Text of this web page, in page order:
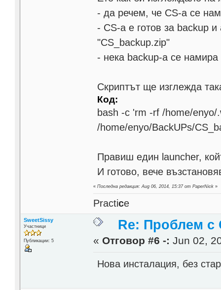
- да речем, че CS-a се
- CS-a е готов за backup
"CS_backup.zip"
- нека backup-a се
Скриптът ще изглежда
Код:
bash -c 'rm -rf /home/enyo/
/home/enyo/BackUPs/
Правиш един launcher,
И готово, вече
«Последна редакция: Aug 06, 2014, 15:37 от PaperNick »
Practice
SweetSissy
Участници
Публикации: 5
Re: Проблем с
« Отговор #6 -: Jun 02,
Нова инсталация, без